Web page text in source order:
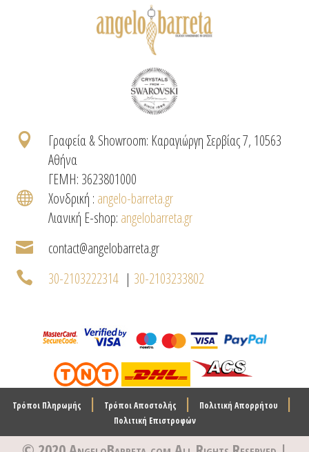

Γραφεία & Showroom: Καραγιώργη Σερβίας 7, 10563
Αθήνα
ΓΕΜΗ: 3623801000
 Χονδρική : angelo-barreta.gr
Λιανική E-shop: angelobarreta.gr
 contact@angelobarreta.gr
 30-2103222314| 30-2103233802
Τρόποι Πληρωμής | Τρόποι Αποστολής | Πολιτική Απορρήτου |
Πολιτική Επιστροφών